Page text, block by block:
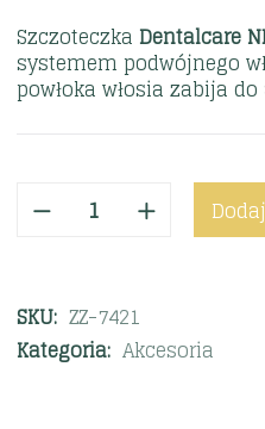
Szczoteczka Dentalcare
systemem podwójnego
powłoka włosia zabija
SKU: ZZ-7421
Kategoria: Akcesoria